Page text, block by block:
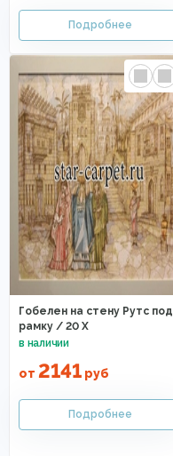
Гобелен на стену Рутс под
рамку / 20 X
от 2141 руб